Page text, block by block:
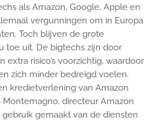
als Amazon, Google, Apple en
vergunningen om in Europa
Toch blijven de grote
toe uit. De bigtechs zijn door
extra risico’s voorzichtig, waardoor
zich minder bedreigd voelen.
kredietverlening van Amazon
directeur Amazon
gebruik gemaakt van de diensten